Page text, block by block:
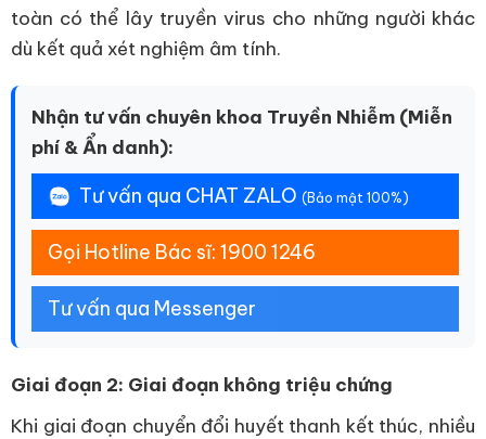
toàn có thể lây truyền virus cho những người khác
dù kết quả xét nghiệm âm tính.
Nhận tư vấn chuyên khoa Truyền Nhiễm (Miễn
phí & Ẩn danh):
Tư vấn qua CHAT ZALO (Bảo mật 100%)
Gọi Hotline Bác sĩ: 1900 1246
Tư vấn qua Messenger
Giai đoạn 2: Giai đoạn không triệu chứng
Khi giai đoạn chuyển đổi huyết thanh kết thúc, nhiều